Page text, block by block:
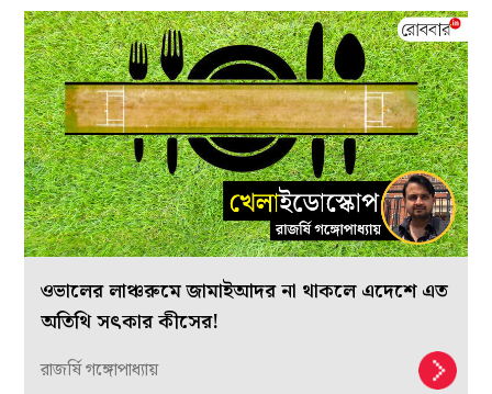
ওভালের লাঞ্চরুমে জামাইআদর না থাকলে এদেশে এত
অতিথি সৎকার কীসের!
রাজর্ষি গঙ্গোপাধ্যায়